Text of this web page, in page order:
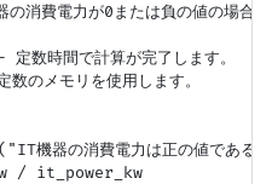
費電力が0または負の値の場合。
数時間で計算が完了します。
のメモリを使用します。
器の消費電力は正の値である必
/ it_power_kw